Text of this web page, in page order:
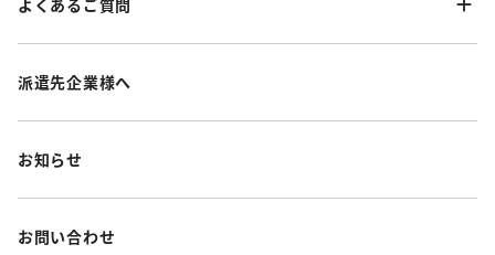
派遣先企業様へ
お知らせ
お問い合わせ